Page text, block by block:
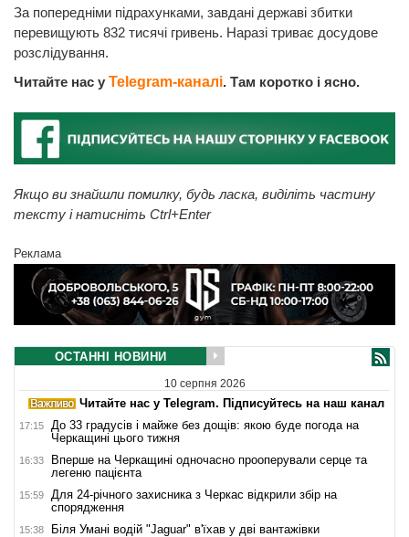
За попередніми підрахунками, завдані державі збитки
перевищують 832 тисячі гривень. Наразі триває досудове
розслідування.
Читайте нас у Telegram-каналі. Там коротко і ясно.
Якщо ви знайшли помилку, будь ласка, виділіть частину
тексту і натисніть Ctrl+Enter
Реклама
ОСТАННІ НОВИНИ
10 серпня 2026
Читайте нас у Telegram. Підписуйтесь на наш канал
17:15
До 33 градусів і майже без дощів: якою буде погода на
Черкащині цього тижня
16:33
Вперше на Черкащині одночасно прооперували серце та
легеню пацієнта
15:59
Для 24-річного захисника з Черкас відкрили збір на
спорядження
15:38 Біля Умані водій "Jaguar" в'їхав у дві вантажівки